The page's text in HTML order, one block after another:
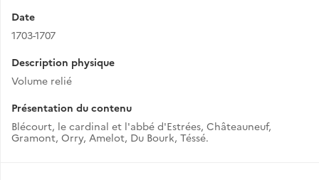
Date
1703-1707
Description physique
Volume relié
Présentation du contenu
Blécourt, le cardinal et l'abbé d'Estrées, Châteauneuf,
Gramont, Orry, Amelot, Du Bourk, Téssé.